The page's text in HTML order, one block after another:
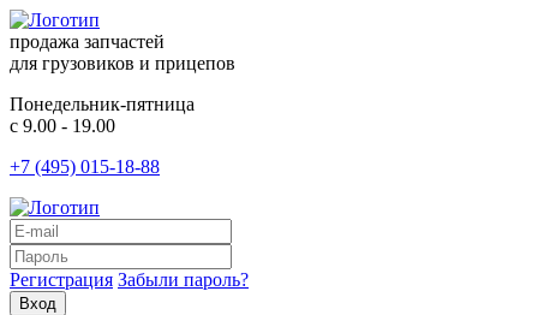
продажа запчастей
для грузовиков и прицепов
Понедельник-пятница
с 9.00 - 19.00
+7 (495) 015-18-88
Регистрация Забыли пароль?